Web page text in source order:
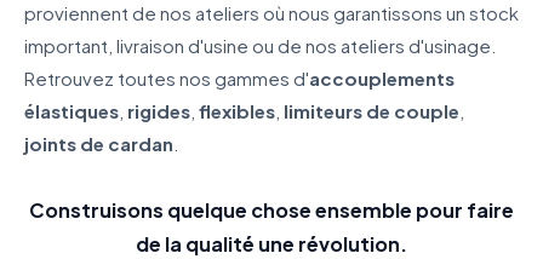
proviennent de nos ateliers où nous garantissons un stock
important, livraison d'usine ou de nos ateliers d'usinage.
Retrouvez toutes nos gammes d'accouplements
élastiques rigides flexibles limiteurs de couple
joints de cardan
Construisons quelque chose ensemble pour faire
de la qualité une révolution.